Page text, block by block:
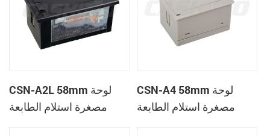
CSN-A2L 58mm لوحة
مصغرة استلام الطابعة
CSN-A4 58mm لوحة
مصغرة استلام الطابعة